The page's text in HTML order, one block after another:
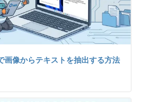
画像からテキストを抽出する方法